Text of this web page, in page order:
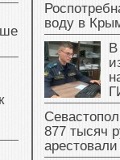
воду в
877 тысяч
арестовали